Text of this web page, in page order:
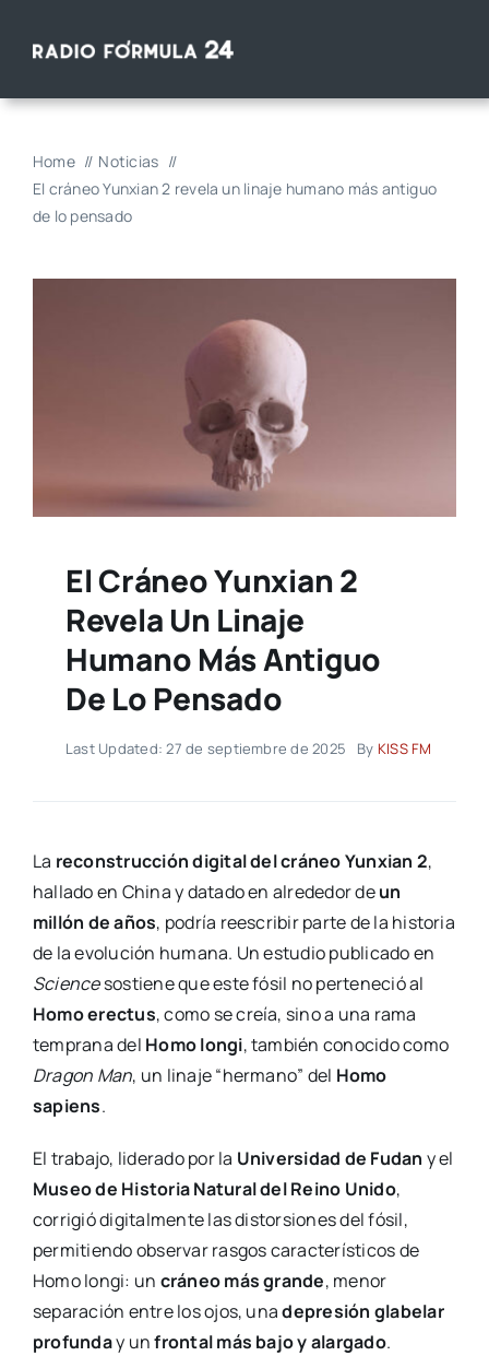
Home
Noticias
El cráneo Yunxian 2 revela un linaje humano más antiguo
de lo pensado
El Cráneo Yunxian 2
Revela Un Linaje
Humano Más Antiguo
De Lo Pensado
Last Updated: 27 de septiembre de 2025 By KISS FM
La reconstrucción digital del cráneo Yunxian 2,
hallado en China y datado en alrededor deun
millón de años, podría reescribir parte de la historia
de la evolución humana. Un estudio publicado en
Sciencesostiene que este fósil no perteneció al
Homo erectus, como se creía, sino a una rama
temprana del Homo longi, también conocido como
Dragon Man, un linaje “hermano” del Homo
sapiens.
El trabajo, liderado por la Universidad de Fudan y el
Museo de Historia Natural del Reino Unido,
corrigió digitalmente las distorsiones del fósil,
permitiendo observar rasgos característicos de
Homo longi: un cráneo más grande, menor
separación entre los ojos, unadepresión glabelar
profunday unfrontal más bajo y alargado.